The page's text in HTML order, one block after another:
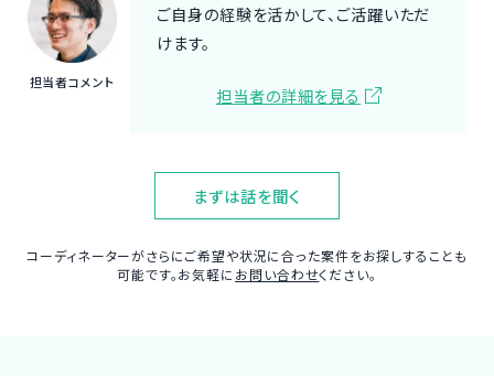
担当者コメント
ご自身の経験を活かして、ご活躍いただ
けます。
担当者の詳細を見る
まずは話を聞く
コーディネーターがさらにご希望や状況に合った案件をお探しすることも
可能です。お気軽に お問い合わせください。